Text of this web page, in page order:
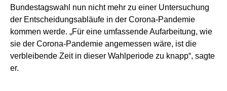
Bundestagswahl nun nicht mehr zu einer Untersuchung
der Entscheidungsabläufe in der Corona-Pandemie
kommen werde. „Für eine umfassende Aufarbeitung, wie
sie der Corona-Pandemie angemessen wäre, ist die
verbleibende Zeit in dieser Wahlperiode zu knapp“, sagte
er.